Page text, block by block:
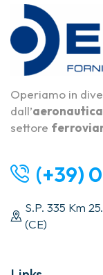
Operiamo in
dall’aeronautica
settore
(+39)
S.P. 335 Km
(CE)